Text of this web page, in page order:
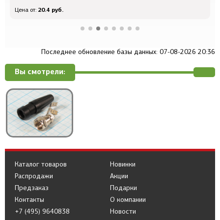
Цена от: 20.4 руб.
Последнее обновление базы данных: 07-08-2026 20:36
Вы смотрели:
Каталог товаров
Распродажи
Предзаказ
Новинки
Акции
Подарки
Контакты
+7 (495) 9640838
О компании
Новости